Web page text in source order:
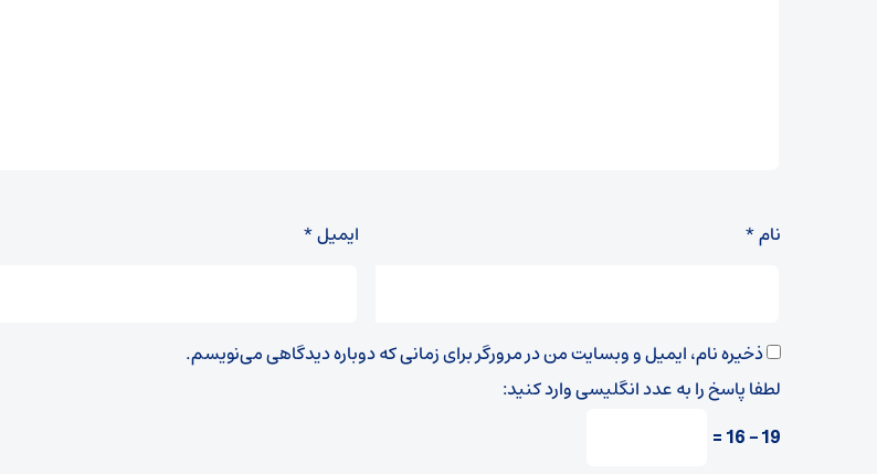
نام* ایمیل*
ذخیره نام، ایمیل و وبسایت من در مرورگر برای زمانی که دوباره دیدگاهی می‌نویسم.
لطفا پاسخ را به عدد انگلیسی وارد کنید:
19 − 16 =